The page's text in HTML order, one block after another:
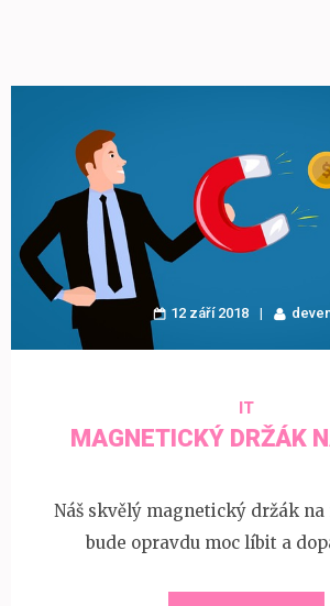
12 září 2018
IT
MAGNETICKÝ DRŽÁK
Náš skvělý magnetický držák na
bude opravdu moc líbit a